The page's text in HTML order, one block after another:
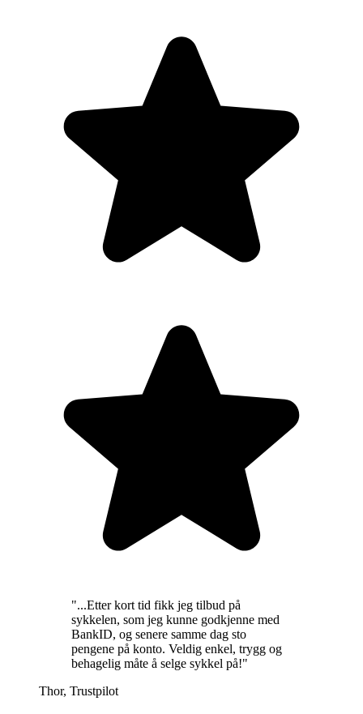
"...Etter kort tid fikk jeg tilbud på
sykkelen, som jeg kunne godkjenne med
BankID, og senere samme dag sto
pengene på konto. Veldig enkel, trygg og
behagelig måte å selge sykkel på!"
Thor, Trustpilot